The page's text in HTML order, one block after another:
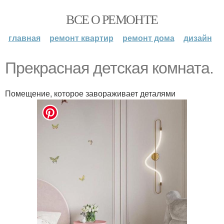
ВСЕ О РЕМОНТЕ
главная ремонт квартир ремонт дома дизайн
Прекрасная детская комната.
Помещение, которое завораживает деталями